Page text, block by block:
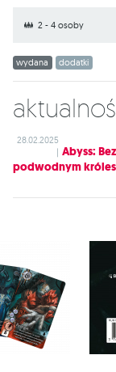
2 - 4 osoby
wydana dodatki
28.02.2025
| Abyss:
podwodnym